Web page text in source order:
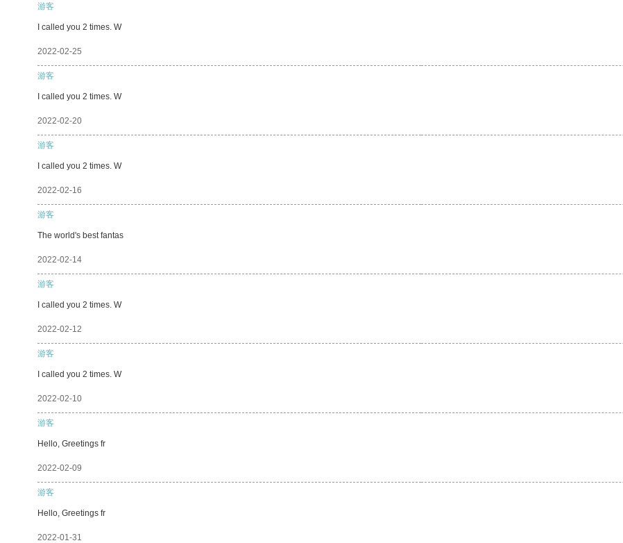
游客
I called you 2 times. W
2022-02-25
游客
I called you 2 times. W
2022-02-20
游客
I called you 2 times. W
2022-02-16
游客
The world's best fantas
2022-02-14
游客
I called you 2 times. W
2022-02-12
游客
I called you 2 times. W
2022-02-10
游客
Hello, Greetings fr
2022-02-09
游客
Hello, Greetings fr
2022-01-31